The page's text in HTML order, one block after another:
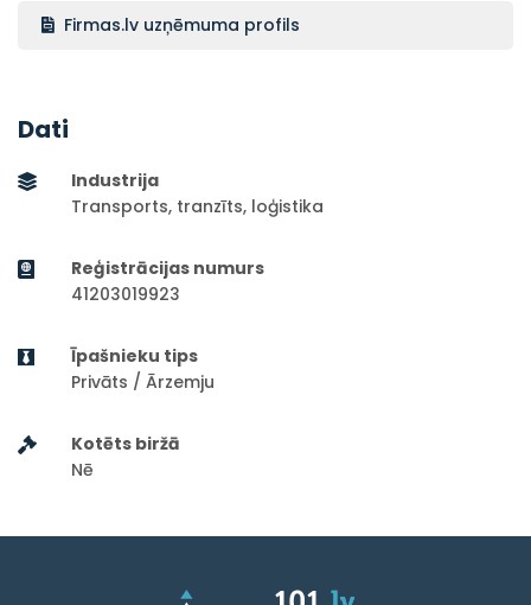
Firmas.lv uzņēmuma profils
Dati
Industrija
Transports, tranzīts, loģistika
Reģistrācijas numurs
41203019923
Īpašnieku tips
Privāts / Ārzemju
Kotēts biržā
Nē